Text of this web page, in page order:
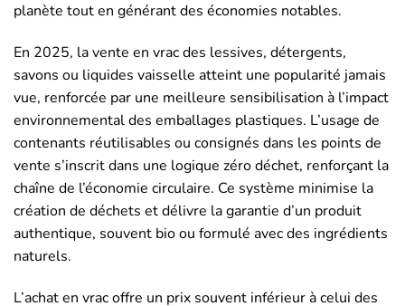
planète tout en générant des économies notables.
En 2025, la vente en vrac des lessives, détergents,
savons ou liquides vaisselle atteint une popularité jamais
vue, renforcée par une meilleure sensibilisation à l’impact
environnemental des emballages plastiques. L’usage de
contenants réutilisables ou consignés dans les points de
vente s’inscrit dans une logique zéro déchet, renforçant la
chaîne de l’économie circulaire. Ce système minimise la
création de déchets et délivre la garantie d’un produit
authentique, souvent bio ou formulé avec des ingrédients
naturels.
L’achat en vrac offre un prix souvent inférieur à celui des